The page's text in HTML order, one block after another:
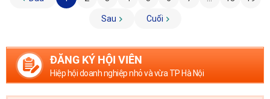
Sau Cuối
ĐĂNG KÝ HỘI VIÊN
Hiệp hội doanh nghiệp nhỏ và vừa TP Hà Nội